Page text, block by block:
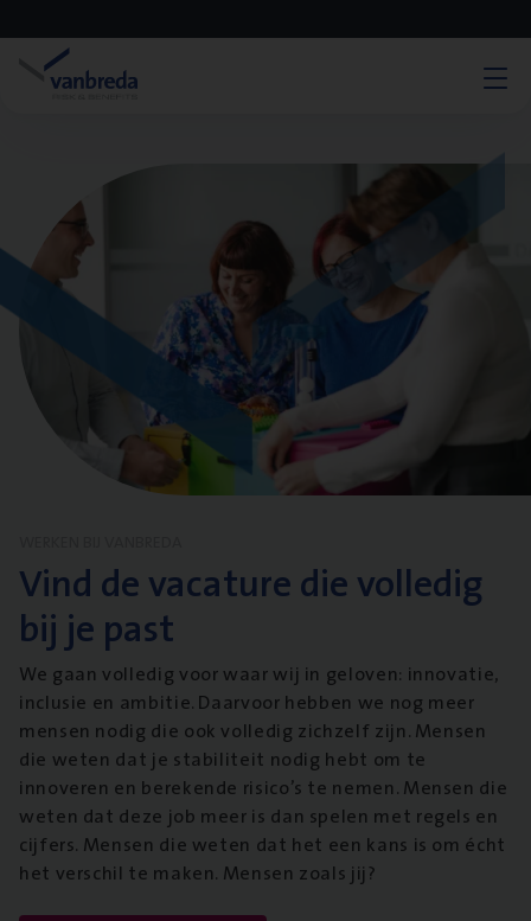
Vind de vacature die volledig
bij je past
We gaan volledig voor waar wij in geloven: innovatie,
inclusie en ambitie. Daarvoor hebben we nog meer
mensen nodig die ook volledig zichzelf zijn. Mensen
die weten dat je stabiliteit nodig hebt om te
innoveren en berekende risico’s te nemen. Mensen die
weten dat deze job meer is dan spelen met regels en
cijfers. Mensen die weten dat het een kans is om écht
het verschil te maken. Mensen zoals jij?